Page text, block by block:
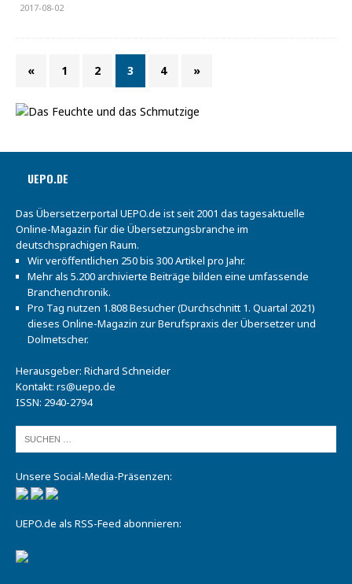
2017-08-02
« 1 2 3 4 »
UEPO.DE
Das Übersetzerportal UEPO.de ist seit 2001 das tagesaktuelle
Online-Magazin für die Übersetzungsbranche im
deutschsprachigen Raum.
Wir veröffentlichen 250 bis 300 Artikel pro Jahr.
Mehr als 5.200 archivierte Beiträge bilden eine umfassende
Branchenchronik.
Pro Tag nutzen 1.808 Besucher (Durchschnitt 1. Quartal 2021)
dieses Online-Magazin zur Berufspraxis der Übersetzer und
Dolmetscher.
Herausgeber: Richard Schneider
Kontakt: rs@uepo.de
ISSN: 2940-2794
Unsere Social-Media-Präsenzen:
UEPO.de als RSS-Feed abonnieren: